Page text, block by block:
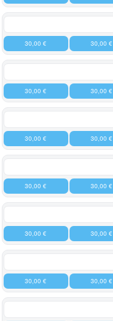
30,00 € 30,00 €
30,00 € 30,00 €
30,00 € 30,00 €
30,00 € 30,00 €
30,00 € 30,00 €
30,00 € 30,00 €